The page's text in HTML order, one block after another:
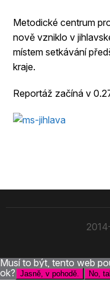
Metodické centrum
nově vzniklo v
místem setkávání
kraje.
Reportáž začíná v
Musí to být, tento web
ok? Jasně, v pohodě. No,